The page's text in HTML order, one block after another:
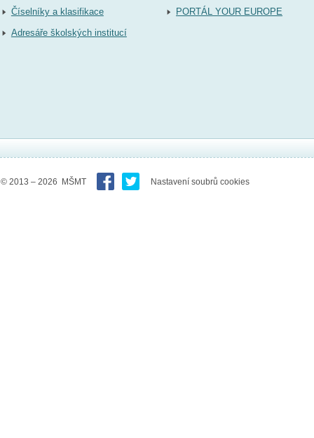
Číselníky a klasifikace
Adresáře školských institucí
PORTÁL YOUR EUROPE
© 2013 – 2026 MŠMT Nastavení soubrů cookies